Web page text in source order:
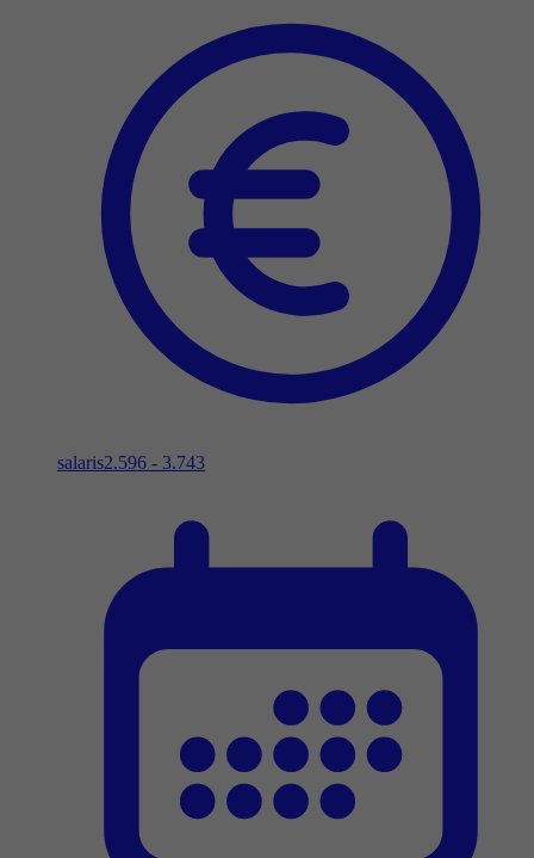
salaris2.596 - 3.743